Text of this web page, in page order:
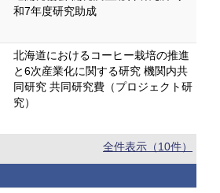
和7年度研究助成
北海道におけるコーヒー栽培の推進
と6次産業化に関する研究 機関内共
同研究 共同研究費（プロジェクト研
究）
全件表示（10件）